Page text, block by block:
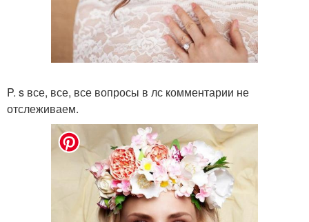
P. s все, все, все вопросы в лс комментарии не
отслеживаем.